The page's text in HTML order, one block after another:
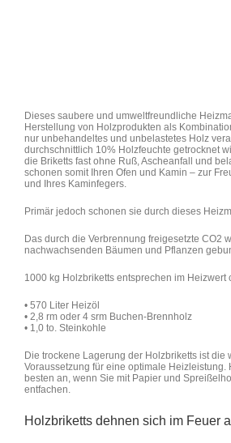
Dieses saubere und umweltfreundliche
Herstellung von Holzprodukten als
nur unbehandeltes und unbelastetes Holz
durchschnittlich 10% Holzfeuchte getrocknet
die Briketts fast ohne Ruß, Ascheanfall und
schonen somit Ihren Ofen und Kamin – zur
und Ihres Kaminfegers.
Primär jedoch schonen sie durch dieses
Das durch die Verbrennung freigesetzte CO2
nachwachsenden Bäumen und Pflanzen
1000 kg Holzbriketts entsprechen im Heizwert
• 570 Liter Heizöl
• 2,8 rm oder 4 srm Buchen-Brennholz
• 1,0 to. Steinkohle
Die trockene Lagerung der Holzbriketts ist die
Voraussetzung für eine optimale Heizleistung.
besten an, wenn Sie mit Papier und
entfachen.
Holzbriketts dehnen sich im Feuer